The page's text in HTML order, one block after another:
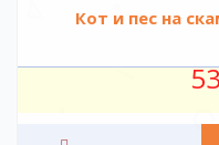
Кот и пес на